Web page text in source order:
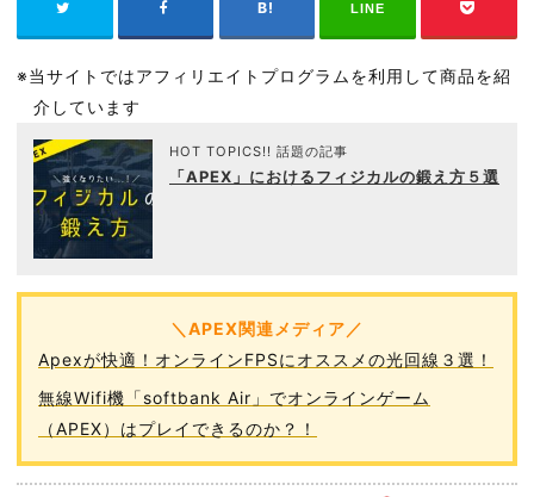
LINE
※当サイトではアフィリエイトプログラムを利用して商品を紹
介しています
HOT TOPICS!! 話題の記事
「APEX」におけるフィジカルの鍛え方５選
＼APEX関連メディア／
Apexが快適！オンラインFPSにオススメの光回線３選！
無線Wifi機「softbank Air」でオンラインゲーム
（APEX）はプレイできるのか？！